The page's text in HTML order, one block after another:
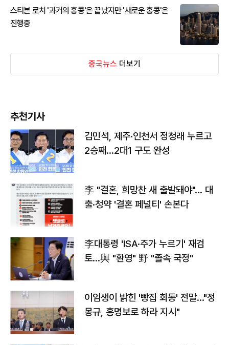
스티븐 로치 '과거의 홍콩'은 끝났지만 '새로운 홍콩'은
진행중
중국뉴스 더보기
추천기사
김민석, 제주·인천서 정청래 누르고
2승째…2대1 구도 완성
李 "결혼, 희망찬 새 출발돼야"… 대
출·청약 '결혼 페널티' 손본다
李대통령 'ISA·주가 누르기' 재검
토…與 "환영" 野 "졸속 국정"
이임생이 밝힌 '빵집 회동' 전말…"정
몽규, 홍명보로 하라 지시"